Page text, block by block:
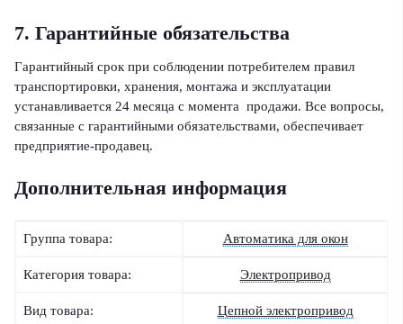
7. Гарантийные обязательства
Гарантийный срок при соблюдении потребителем правил
транспортировки, хранения, монтажа и эксплуатации
устанавливается 24 месяца с момента продажи. Все вопросы,
связанные с гарантийными обязательствами, обеспечивает
предприятие-продавец.
Дополнительная информация
Группа товара: Автоматика для окон
Категория товара: Электропривод
Вид товара: Цепной электропривод